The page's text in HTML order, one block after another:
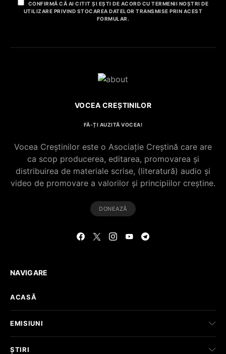
CONFIRMĂ CĂ AI CITIT ȘI EȘTI DE ACORD CU TERMENII NOȘTRI DE
UTILIZARE PRIVIND STOCAREA DATELOR TRANSMISE PRIN ACEST
FORMULAR.
VOCEA CREȘTINILOR
FĂ-ȚI AUZITĂ VOCEA!
Vocea Creștinilor este o Asociație Creștină care are
ca scop producerea, editarea, promovarea și
distribuirea de materiale scrise, (literatură) audio și
video de promovare a valorilor și principiilor creștine.
DONEAZĂ
NAVIGARE
ACASĂ
EMISIUNI
ȘTIRI